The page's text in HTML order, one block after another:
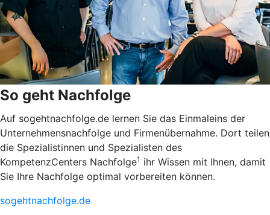
So geht Nachfolge
Auf sogehtnachfolge.de lernen Sie das Einmaleins der
Unternehmensnachfolge und Firmenübernahme. Dort teilen
die Spezialistinnen und Spezialisten des
KompetenzCenters Nachfolge1 ihr Wissen mit Ihnen, damit
Sie Ihre Nachfolge optimal vorbereiten können.
sogehtnachfolge.de